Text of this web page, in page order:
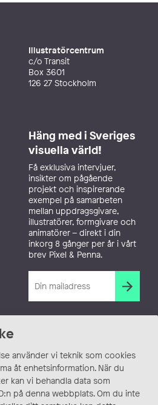
använder vi teknik som cookies
åt enhetsinformation. När du
kan vi behandla data som
på denna webbplats. Om du inte
Illustratörcentrum
c/o Transit
Box 3601
126 27 Stockholm
Häng med i Sveriges
visuella värld!
Få exklusiva intervjuer,
insikter om pågående
projekt och inspirerande
exempel på samarbeten
mellan uppdragsgivare,
illustratörer, formgivare och
animatörer – direkt i din
inkorg 8 gånger per år i vårt
brev Pixel & Penna.